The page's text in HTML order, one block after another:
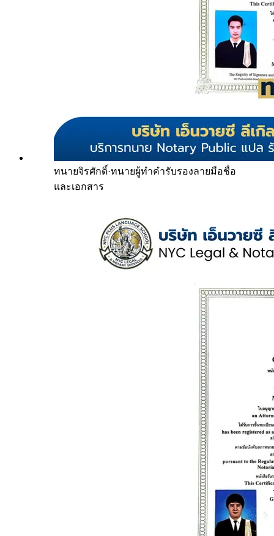
ทนายจิรศักดิ์·ทนายผู้ทำคำรับรองลายมือชื่อ
และเอกสาร